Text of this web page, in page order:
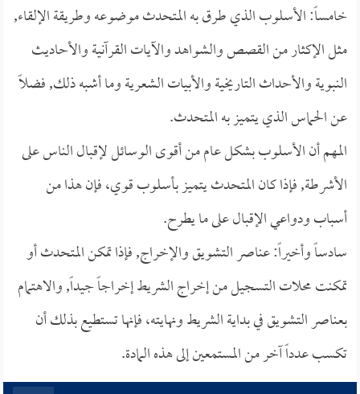
خامساً: الأسلوب الذي طرق به المتحدث موضوعه وطريقة الإلقاء,
مثل الإكثار من القصص والشواهد والآيات القرآنية والأحاديث
النبوية والأحداث التاريخية والأبيات الشعرية وما أشبه ذلك, فضلاً
عن الحماس الذي يتميز به المتحدث.
المهم أن الأسلوب بشكل عام من أقوى الوسائل لإقبال الناس على
الأشرطة, فإذا كان المتحدث يتميز بأسلوب قوي، فإن هذا من
أسباب ودواعي الإقبال على ما يطرح.
سادساً وأخيراً: عناصر التشويق والإخراج, فإذا تمكن المتحدث أو
تمكنت محلات التسجيل من إخراج الشريط إخراجاً جيداً, والاهتمام
بعناصر التشويق في بداية الشريط ونهايته، فإنها تستطيع بذلك أن
تكسب عدداً آخر من المستمعين إلى هذه المادة.